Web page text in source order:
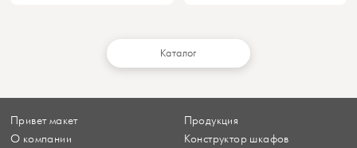
Каталог
Привет макет
О компании
Продукция
Конструктор шкафов